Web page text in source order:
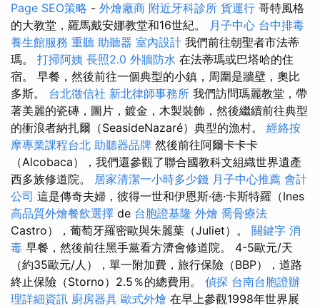
Page SEO策略 - 外燴廠商 附近牙科診所 貨運行 哥特風格
的大教堂，羅馬戴安娜教堂和16世紀。 月子中心 台中排毒
養生館服務 重聽 助聽器 室內設計 我們前往朝聖者市法蒂
瑪。 打掃阿姨 長照2.0 外牆防水 在法蒂瑪或巴塔哈的住
宿。 早餐，然後前往一個典型的小鎮，周圍是牆壁，奧比
多斯。 台北徵信社 新北律師事務所 我們訪問瑪麗教堂，帶
著美麗的瓷磚，圖片，鍍金，木製裝飾，然後繼續前往典型
的衝浪者納扎爾（SeasideNazaré）典型的漁村。 經絡按
摩專業課程台北 助聽器品牌 然後前往阿爾卡卡卡
（Alcobaca），我們還參觀了聯合國教科文組織世界遺產
西多族修道院。 居家清潔一小時多少錢 月子中心推薦 會計
公司 這是傳奇夫婦，彼得一世和伊恩斯·德·卡斯特羅（Ines
高品質外燴餐飲選擇 de 台胞證基隆 外燴 喬骨療法
Castro），葡萄牙羅密歐與朱麗葉（Juliet）。 關鍵字 消
毒 早餐，然後前往黑手黨看方濟會修道院。 4-5歐元/天
（約35歐元/人），單一附加費，旅行保險（BBP），道路
終止保險（Storno）2.5％的總費用。 偵探 台南台胞證辦
理詳細資訊 廚房器具 歐式外燴 在早上參觀1998年世界展